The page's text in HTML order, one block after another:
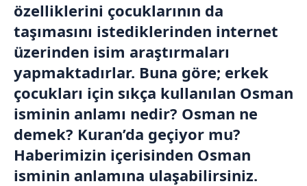
özelliklerini çocuklarının da
taşımasını istediklerinden internet
üzerinden isim araştırmaları
yapmaktadırlar. Buna göre; erkek
çocukları için sıkça kullanılan Osman
isminin anlamı nedir? Osman ne
demek? Kuran’da geçiyor mu?
Haberimizin içerisinden Osman
isminin anlamına ulaşabilirsiniz.